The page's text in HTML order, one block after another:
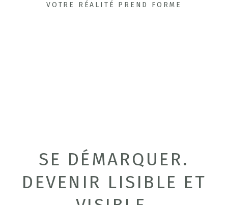
VOTRE RÉALITÉ PREND FORME
SE DÉMARQUER.
DEVENIR LISIBLE ET